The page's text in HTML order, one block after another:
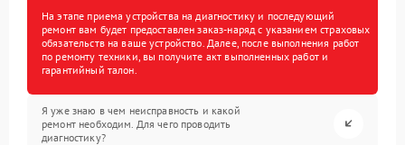
На этапе приема устройства на диагностику и последующий
ремонт вам будет предоставлен заказ-наряд с указанием страховых
обязательств на ваше устройство. Далее, после выполнения работ
по ремонту техники, вы получите акт выполненных работ и
гарантийный талон.
Я уже знаю в чем неисправность и какой
ремонт необходим. Для чего проводить
диагностику?